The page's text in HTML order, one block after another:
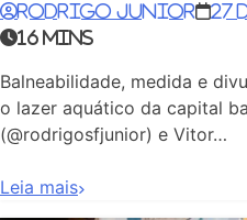
Rodrigo Junior
27
16 mins
Balneabilidade, medida e
o lazer aquático da capital
(@rodrigosfjunior) e Vitor…
Leia mais